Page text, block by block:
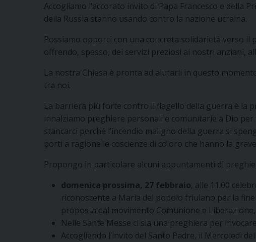
Accogliamo l’accorato invito di Papa Francesco e della
della Russia stanno usando contro la nazione ucraina.
Possiamo opporci con una concreta solidarietà verso
offrendo, spesso, dei servizi preziosi ai nostri anziani,
La nostra Chiesa è pronta ad aiutarli in questo
tra noi.
La barriera più forte contro il flagello della guerra è la
innalziamo preghiere personali e comunitarie a Dio
stancarci perché l’incendio maligno della guerra si
porti a ragione le coscienze di coloro che hanno la
Propongo in particolare alcuni appuntamenti di
domenica prossima, 27 febbraio, alle 11.00
riconoscente a Maria del popolo friulano per la
proposta dal movimento Comunione e
Nelle Sante Messe ci sia una preghiera per
Accogliendo l’invito del Santo Padre, il Mercoledì